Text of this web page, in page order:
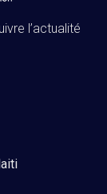
l’actualité